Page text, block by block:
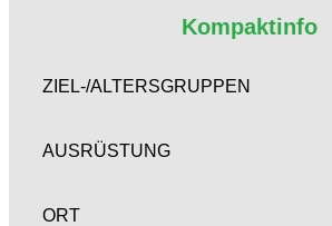
Kompaktinfo
ZIEL-/ALTERSGRUPPEN
AUSRÜSTUNG
ORT